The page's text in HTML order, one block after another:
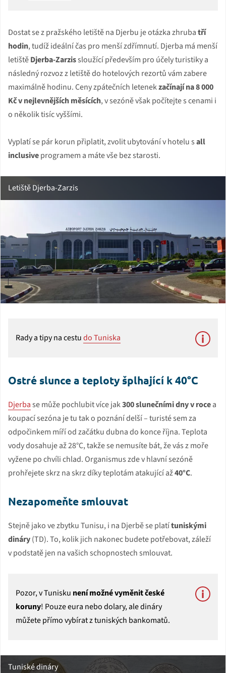
Dostat se z pražského letiště na Djerbu je otázka zhrubatří
hodin, tudíž ideální čas pro menší zdřímnutí. Djerba má menší
letištěDjerba-Zarzissloužící především pro účely turistiky a
následný rozvoz z letiště do hotelových rezortů vám zabere
maximálně hodinu. Ceny zpátečních letenekzačínají na 8 000
Kč v nejlevnějších měsících, v sezóně však počítejte s cenami i
o několik tisíc vyššími.
Vyplatí se pár korun připlatit, zvolit ubytování v hotelu sall
inclusiveprogramem a máte vše bez starosti.
Letiště Djerba-Zarzis
Rady a tipy na cestudo Tuniska
Ostré slunce a teploty šplhající k 40°C
Djerbase může pochlubit více jak300 slunečními dny v rocea
koupací sezóna je tu tak o poznání delší – turisté sem za
odpočinkem míří od začátku dubna do konce října. Teplota
vody dosahuje až 28°C, takže se nemusíte bát, že vás z moře
vyžene po chvíli chlad. Organismus zde v hlavní sezóně
prohřejete skrz na skrz díky teplotám atakující až40°C.
Nezapomeňte smlouvat
Stejně jako ve zbytku Tunisu, i na Djerbě se platítuniskými
dináry(TD). To, kolik jich nakonec budete potřebovat, záleží
v podstatě jen na vašich schopnostech smlouvat.
Pozor, v Tunisku není možné vyměnit české
koruny! Pouze eura nebo dolary, ale dináry
můžete přímo vybírat z tuniských bankomatů.
Tuniské dináry